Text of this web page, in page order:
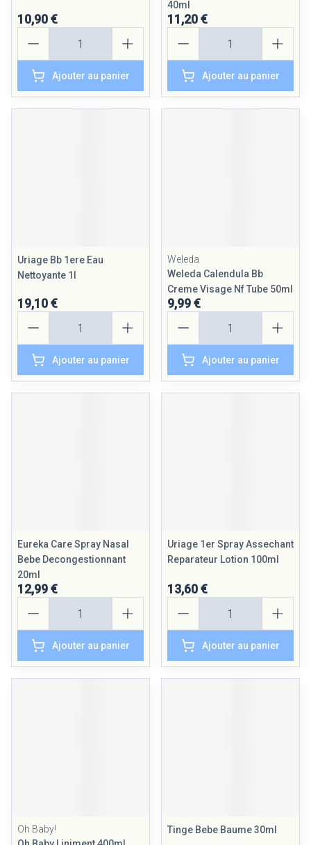
10,90 €
Ajouter au panier
40ml
11,20 €
Ajouter au panier
Uriage Bb 1ere Eau
Nettoyante 1l
19,10 €
Ajouter au panier
Weleda
Weleda Calendula Bb
Creme Visage Nf Tube 50ml
9,99 €
Ajouter au panier
Eureka Care Spray Nasal
Bebe Decongestionnant
20ml
12,99 €
Ajouter au panier
Uriage 1er Spray Assechant
Reparateur Lotion 100ml
13,60 €
Ajouter au panier
Oh Baby!
Tinge Bebe Baume 30ml